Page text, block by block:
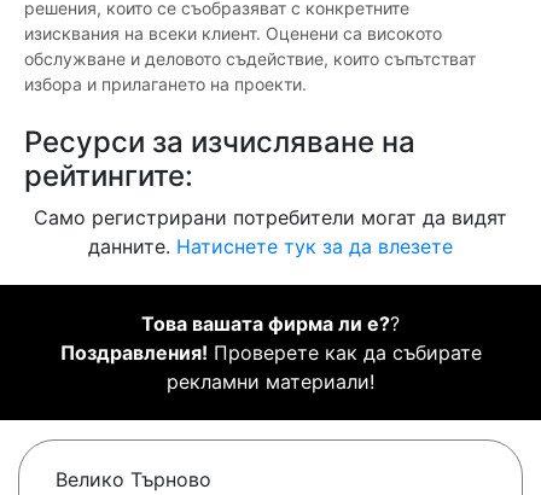
решения, които се съобразяват с конкретните
изисквания на всеки клиент. Оценени са високото
обслужване и деловото съдействие, които съпътстват
избора и прилагането на проекти.
Ресурси за изчисляване на
рейтингите:
Само регистрирани потребители могат да видят
данните. Натиснете тук за да влезете
Това вашата фирма ли е??
Поздравления! Проверете как да събирате
рекламни материали!
Велико Търново